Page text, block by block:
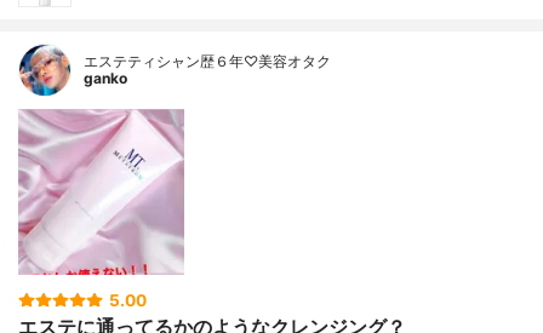
エステティシャン歴６年♡美容オタク
ganko
5.00
エステに通ってるかのようなクレンジング？